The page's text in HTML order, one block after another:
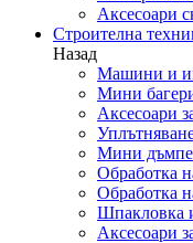
Аксесоари
Строителна
Назад
Машини и
Мини
Аксесоари
Мини
Обработка
Обработка
Шпакловка
Аксесоари